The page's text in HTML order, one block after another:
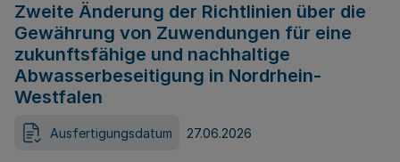
Zweite Änderung der Richtlinien über die
Gewährung von Zuwendungen für eine
zukunftsfähige und nachhaltige
Abwasserbeseitigung in Nordrhein-
Westfalen
Ausfertigungsdatum 27.06.2026